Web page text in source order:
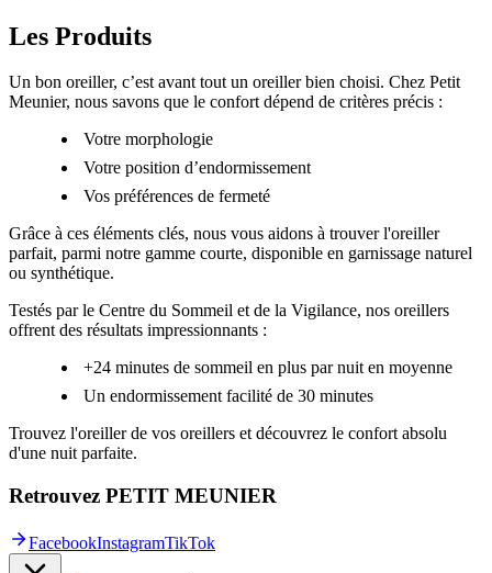
Les Produits
Un bon oreiller, c’est avant tout un oreiller bien choisi. Chez Petit
Meunier, nous savons que le confort dépend de critères précis :
Votre morphologie
Votre position d’endormissement
Vos préférences de fermeté
Grâce à ces éléments clés, nous vous aidons à trouver l'oreiller
parfait, parmi notre gamme courte, disponible en garnissage naturel
ou synthétique.
Testés par le Centre du Sommeil et de la Vigilance, nos oreillers
offrent des résultats impressionnants :
+24 minutes de sommeil en plus par nuit en moyenne
Un endormissement facilité de 30 minutes
Trouvez l'oreiller de vos oreillers et découvrez le confort absolu
d'une nuit parfaite.
Retrouvez PETIT MEUNIER
FacebookInstagramTikTok